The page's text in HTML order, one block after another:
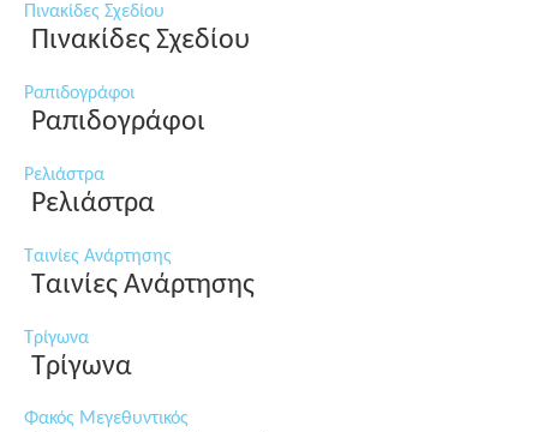
Πινακίδες Σχεδίου
Πινακίδες Σχεδίου
Ραπιδογράφοι
Ραπιδογράφοι
Ρελιάστρα
Ρελιάστρα
Ταινίες Ανάρτησης
Ταινίες Ανάρτησης
Τρίγωνα
Τρίγωνα
Φακός Μεγεθυντικός